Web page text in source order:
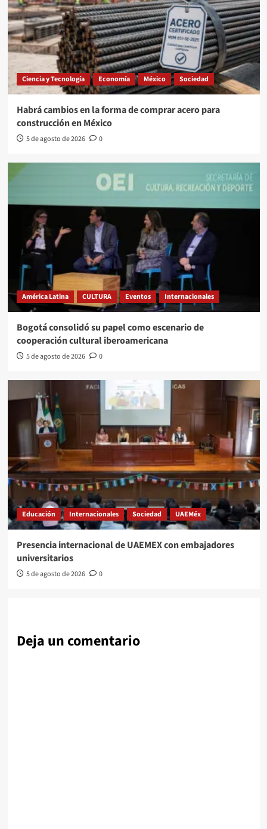
Ciencia y Tecnología Economía México Sociedad
Habrá cambios en la forma de comprar acero para
construcción en México
5 de agosto de 2026 0
América Latina CULTURA Eventos Internacionales
Bogotá consolidó su papel como escenario de
cooperación cultural iberoamericana
5 de agosto de 2026 0
Educación Internacionales Sociedad UAEMéx
Presencia internacional de UAEMEX con embajadores
universitarios
5 de agosto de 2026 0
Deja un comentario